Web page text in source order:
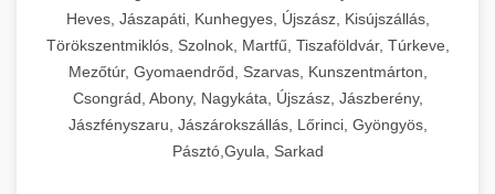
Heves, Jászapáti, Kunhegyes, Újszász, Kisújszállás,
Törökszentmiklós, Szolnok, Martfű, Tiszaföldvár, Túrkeve,
Mezőtúr, Gyomaendrőd, Szarvas, Kunszentmárton,
Csongrád, Abony, Nagykáta, Újszász, Jászberény,
Jászfényszaru, Jászárokszállás, Lőrinci, Gyöngyös,
Pásztó,Gyula, Sarkad